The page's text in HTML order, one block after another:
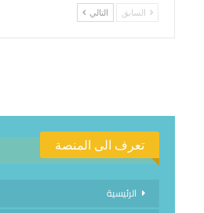
السابق التالي
تعرف الى المنصة
الرئيسية